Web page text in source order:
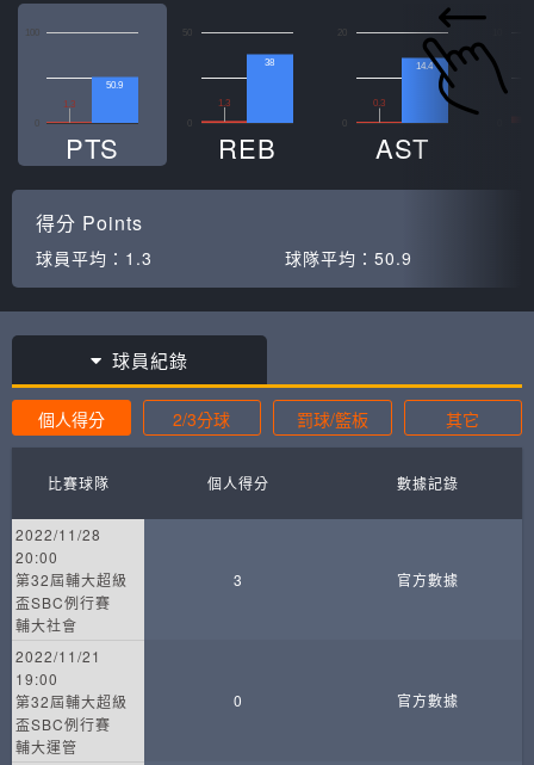
1.3
50.9
PTS
50
1.3
38
REB
20
0.3
14.4
AST
得分 Points
球員平均： 1.3 球隊平均： 50.9
球員紀錄
個人得分 2/3分球 罰球/籃板 其它
比賽球隊 個人得分 數據記錄
2022/11/28
20:00
第32屆輔大超級
盃SBC例行賽
輔大社會
3 官方數據
2022/11/21
19:00
第32屆輔大超級
盃SBC例行賽
輔大運管
0 官方數據